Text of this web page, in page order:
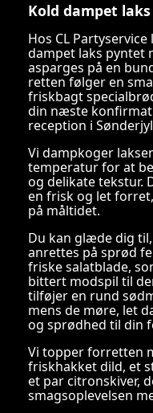
Kold dampet laks
Hos CL
dampet laks pyntet
asparges på en
retten følger en
friskbagt
din næste
reception i
Vi dampkoger
temperatur for at
og delikate tekstur.
en frisk og let
på måltidet.
Du kan glæde dig
anrettes på sprød
friske salatblade,
bittert modspil til
tilføjer en rund
mens de møre, let
og sprødhed til din
Vi topper forretten
friskhakket dild, et
et par citronskiver,
smagsoplevelsen